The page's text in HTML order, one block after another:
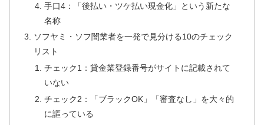
手口4：「後払い・ツケ払い現金化」という新たな
名称
ソフヤミ・ソフ闇業者を一発で見分ける10のチェック
リスト
チェック1：貸金業登録番号がサイトに記載されて
いない
チェック2：「ブラックOK」「審査なし」を大々的
に謳っている